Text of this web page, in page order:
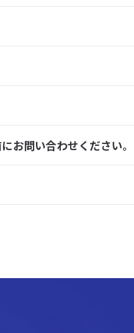
お問い合わせください。